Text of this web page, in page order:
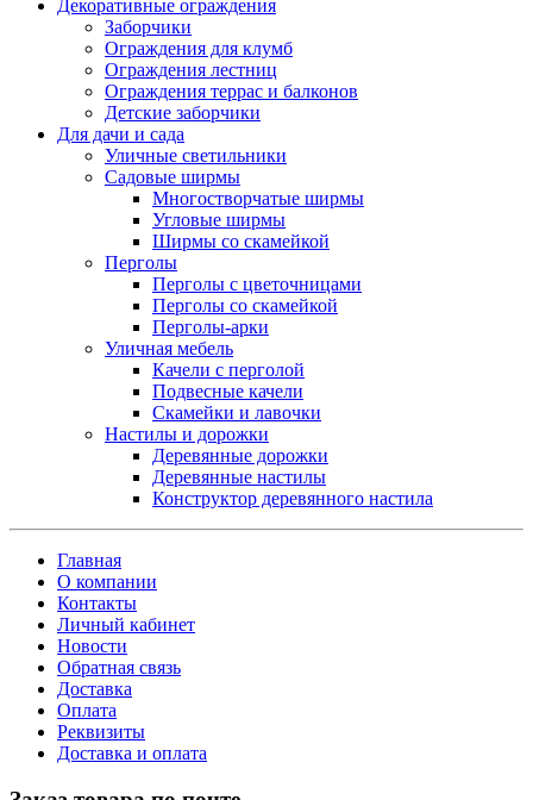
Декоративные ограждения
Заборчики
Ограждения для клумб
Ограждения лестниц
Ограждения террас и балконов
Детские заборчики
Для дачи и сада
Уличные светильники
Садовые ширмы
Многостворчатые ширмы
Угловые ширмы
Ширмы со скамейкой
Перголы
Перголы с цветочницами
Перголы со скамейкой
Перголы-арки
Уличная мебель
Качели с перголой
Подвесные качели
Скамейки и лавочки
Настилы и дорожки
Деревянные дорожки
Деревянные настилы
Конструктор деревянного настила
Главная
О компании
Контакты
Личный кабинет
Новости
Обратная связь
Доставка
Оплата
Реквизиты
Доставка и оплата